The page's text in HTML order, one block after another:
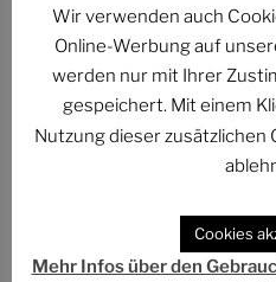
Wir verwenden auch
Online-Werbung auf
werden nur mit Ihrer
gespeichert. Mit einem
Nutzung dieser zusätzlichen
Cookies
Mehr Infos über den